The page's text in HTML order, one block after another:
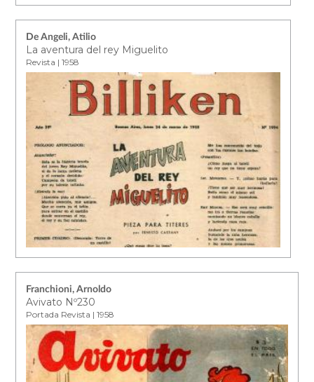
De Angeli, Atilio
La aventura del rey Miguelito
Revista | 1958
Franchioni, Arnoldo
Avivato Nº230
Portada Revista | 1958